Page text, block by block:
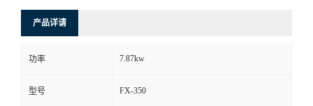
产品详请
功率 7.87kw
型号 FX-350